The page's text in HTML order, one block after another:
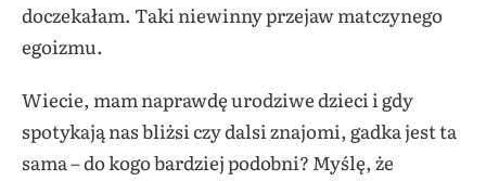
doczekałam. Taki niewinny przejaw matczynego
egoizmu.
Wiecie, mam naprawdę urodziwe dzieci i gdy
spotykają nas bliżsi czy dalsi znajomi, gadka jest ta
sama – do kogo bardziej podobni? Myślę, że